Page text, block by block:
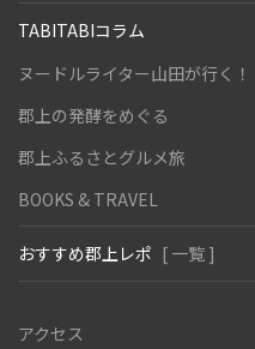
TABITABIコラム
ヌードルライター山田が行く！
郡上の発酵をめぐる
郡上ふるさとグルメ旅
BOOKS & TRAVEL
おすすめ郡上レポ [ 一覧 ]
アクセス